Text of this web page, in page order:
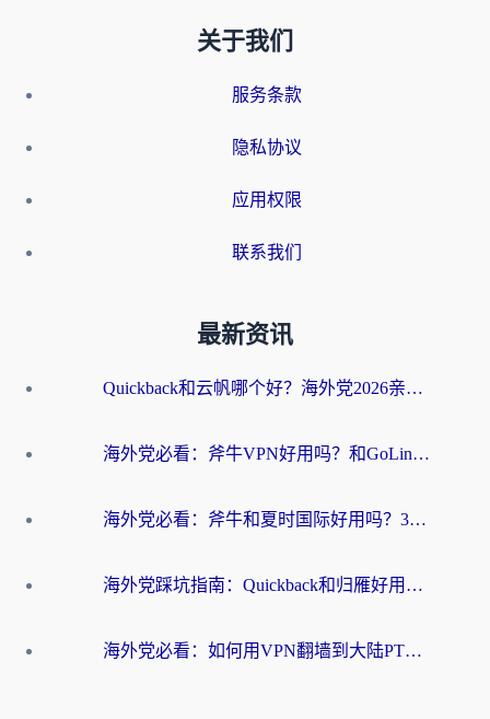
关于我们
服务条款
隐私协议
应用权限
联系我们
最新资讯
Quickback和云帆哪个好？海外党2026亲测指南：选对加速器大陆工具，无缝刷国内剧玩国服
海外党必看：斧牛VPN好用吗？和GoLinkVPN对比哪个回国效果更好？
海外党必看：斧牛和夏时国际好用吗？3步选对回国加速器，无缝刷国内资源
海外党踩坑指南：Quickback和归雁好用吗？选对加速器才能无缝刷国内资源
海外党必看：如何用VPN翻墙到大陆PTT？一篇解决你所有回国加速痛点